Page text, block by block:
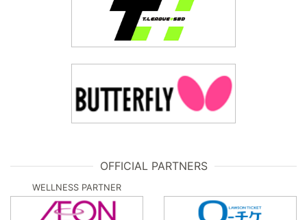
OFFICIAL PARTNERS
WELLNESS PARTNER